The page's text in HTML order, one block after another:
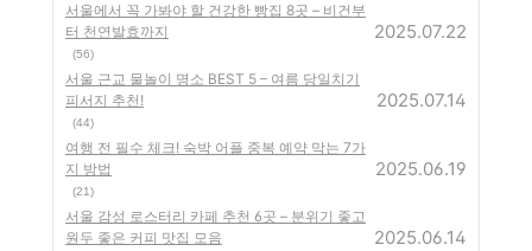
서울에서 꼭 가봐야 할 건강한 빵집 8곳 – 비건부
터 천연발효까지
(56)
2025.07.22
서울 근교 물놀이 명소 BEST 5 – 여름 당일치기
피서지 추천!
(44)
2025.07.14
여행 전 필수 체크! 숙박 어플 중복 예약 막는 7가
지 방법
(21)
2025.06.19
서울 감성 로스터리 카페 추천 6곳 – 분위기 좋고
원두 좋은 커피 맛집 모음
2025.06.14